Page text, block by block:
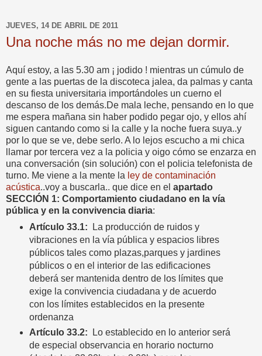
JUEVES, 14 DE ABRIL DE 2011
Una noche más no me dejan dormir.
Aquí estoy, a las 5.30 am ¡ jodido ! mientras un cúmulo de
gente a las puertas de la discoteca jalea, da palmas y canta
en su fiesta universitaria importándoles un cuerno el
descanso de los demás.De mala leche, pensando en lo que
me espera mañana sin haber podido pegar ojo, y ellos ahí
siguen cantando como si la calle y la noche fuera suya..y
por lo que se ve, debe serlo. A lo lejos escucho a mi chica
llamar por tercera vez a la policia y oigo cómo se enzarza en
una conversación (sin solución) con el policia telefonista de
turno. Me viene a la mente la ley de contaminación
acústica..voy a buscarla.. que dice en el apartado
SECCIÓN 1: Comportamiento ciudadano en la vía
pública y en la convivencia diaria:
Artículo 33.1: La producción de ruidos y
vibraciones en la vía pública y espacios libres
públicos tales como plazas,parques y jardines
públicos o en el interior de las edificaciones
deberá ser mantenida dentro de los límites que
exige la convivencia ciudadana y de acuerdo
con los límites establecidos en la presente
ordenanza
Artículo 33.2: Lo establecido en lo anterior será
de especial observancia en horario nocturno